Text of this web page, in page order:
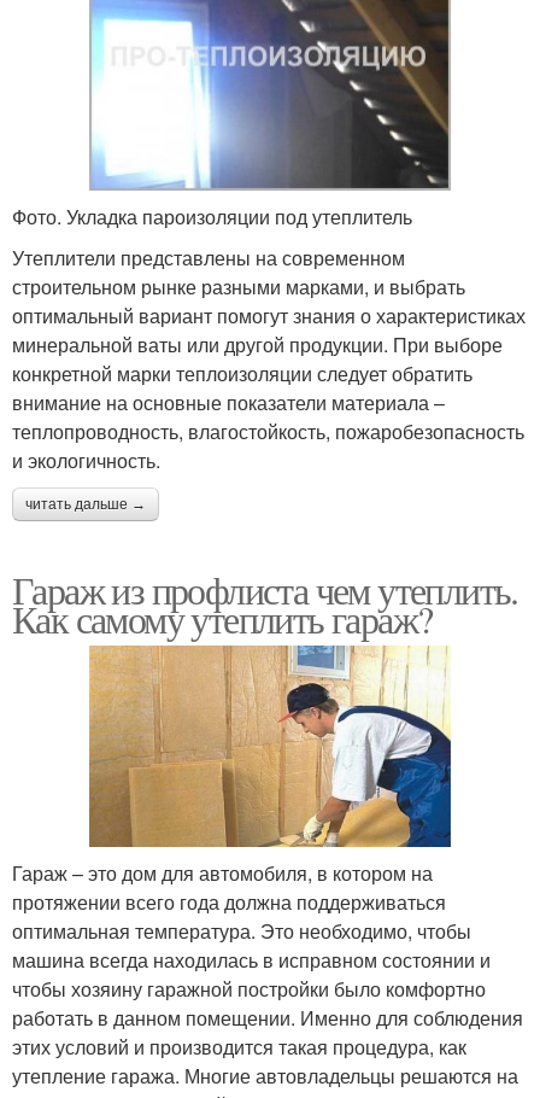
Фото. Укладка пароизоляции под утеплитель
Утеплители представлены на современном
строительном рынке разными марками, и выбрать
оптимальный вариант помогут знания о характеристиках
минеральной ваты или другой продукции. При выборе
конкретной марки теплоизоляции следует обратить
внимание на основные показатели материала –
теплопроводность, влагостойкость, пожаробезопасность
и экологичность.
читать дальше →
Гараж из профлиста чем утеплить.
Как самому утеплить гараж?
Гараж – это дом для автомобиля, в котором на
протяжении всего года должна поддерживаться
оптимальная температура. Это необходимо, чтобы
машина всегда находилась в исправном состоянии и
чтобы хозяину гаражной постройки было комфортно
работать в данном помещении. Именно для соблюдения
этих условий и производится такая процедура, как
утепление гаража. Многие автовладельцы решаются на